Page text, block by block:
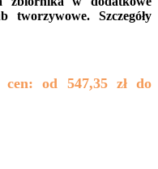
tworzywowe. Szczegóły
cen: od 547,35 zł do